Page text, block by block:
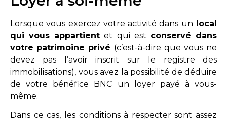
Lorsque vous exercez votre activité dans un local
qui vous appartient et qui est conservé dans
votre patrimoine privé (c’est-à-dire que vous ne
devez pas l’avoir inscrit sur le registre des
immobilisations), vous avez la possibilité de déduire
de votre bénéfice BNC un loyer payé à vous-
même.
Dans ce cas, les conditions à respecter sont assez